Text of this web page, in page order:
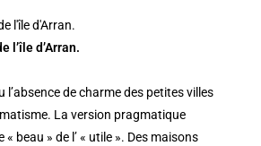
l’île d’Arran.
l’absence de charme des petites villes
La version pragmatique
beau » de l’ « utile ». Des maisons